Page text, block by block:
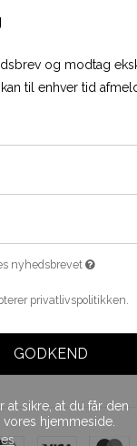
sikre, at du får den
hjemmeside.
og modtag
til enhver tid
nyhedsbrevet
privatlivspolitikken.
GODKEND